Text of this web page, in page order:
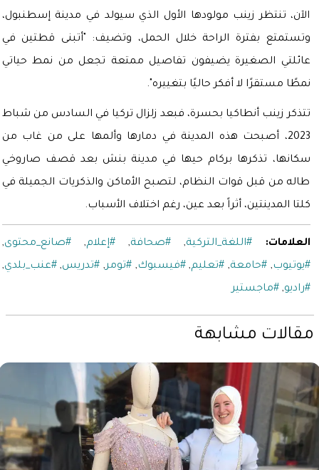
الآن، تنتظر زينب مولودها الأول الذي سيولد في مدينة إسطنبول،
وتستمتع بفترة الراحة خلال الحمل، وتضيف: "أتبنى قطتين في
عائلتي الصغيرة يضيفون تفاصيل ممتعة تجعل من نمط حياتي
نمطًا مستقرًا لا أفكر حاليًا بتغييره".
تتذكر زينب أنطاكيا بحسرة، فبعد زلزال تركيا في السادس من شباط
2023، أصبحت هذه المدينة في دمارها وألمها على من غاب من
سكانها، تذكرها بركام حيها في مدينة بنش بعد قصف صاروخي
طاله من قبل قوات النظام، لتصبح الأماكن والذكريات الجميلة في
كلتا المدينتين، أثراً بعد عين، رغم اختلاف الأسباب.
العلامات: #اللغة_التركية, #صحافة, #إعلام, #صانع_محتوى,
#يوتيوب, #حامعة,#تعليم,#فيسبوك, #تومر,#تدريس,#عنب_بلدي,
#راديو,#ماجستير
مقالات مشابهة